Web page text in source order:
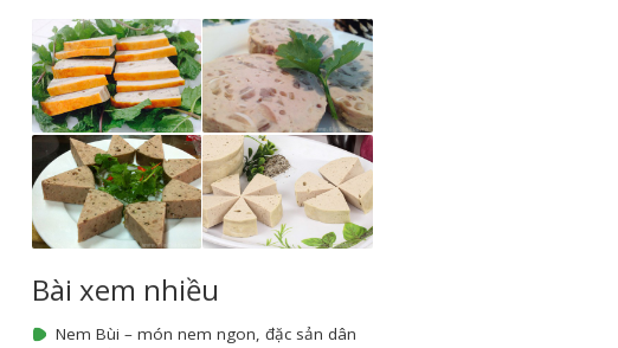
Bài xem nhiều
Nem Bùi – món nem ngon, đặc sản dân